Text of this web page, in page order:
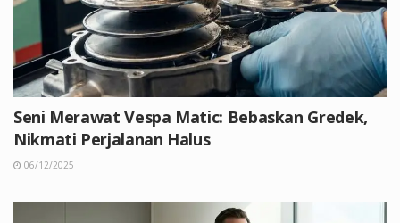
Seni Merawat Vespa Matic: Bebaskan Gredek,
Nikmati Perjalanan Halus
06/12/2025